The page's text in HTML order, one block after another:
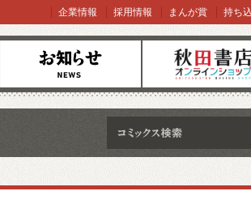
お知らせ オンラインショップ
企業情報 採用情報 まんが賞 持ち